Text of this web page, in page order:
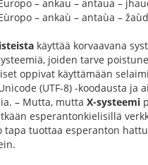
– ankau – antaua –
– ankaù – antaùa –
käyttää korvaavana
joiden tarve
oppivat käyttämään
(UTF-8) -koodausta ja
– Mutta, mutta X-systeemi
esperantonkielisillä
tapa tuottaa esperanton